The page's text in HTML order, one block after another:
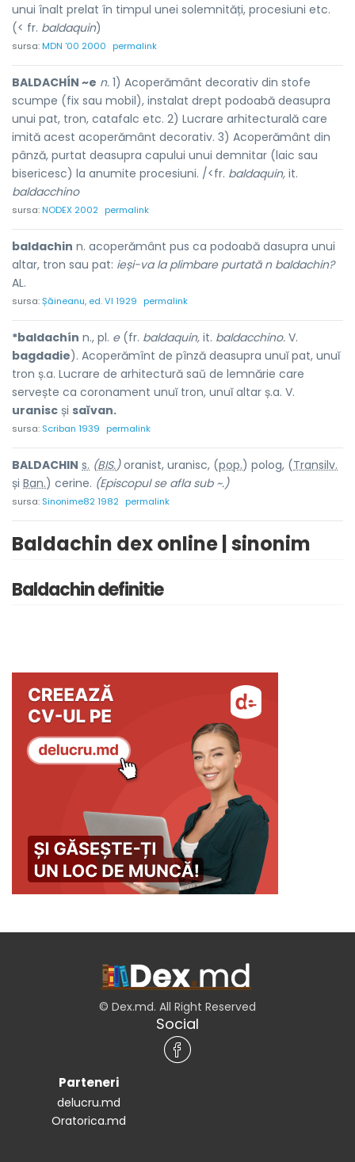
unui înalt prelat în timpul unei solemnități, procesiuni etc.
(< fr. baldaquin)
sursa:MDN '00 2000 permalink
BALDACHÍN ~e n. 1) Acoperământ decorativ din stofe
scumpe (fix sau mobil), instalat drept podoabă deasupra
unui pat, tron, catafalc etc. 2) Lucrare arhitecturală care
imită acest acoperământ decorativ. 3) Acoperământ din
pânză, purtat deasupra capului unui demnitar (laic sau
bisericesc) la anumite procesiuni. /<fr. baldaquin, it.
baldacchino
sursa:NODEX 2002 permalink
baldachin n. acoperământ pus ca podoabă dasupra unui
altar, tron sau pat: ieși-va la plimbare purtată nbaldachin?
AL.
sursa:Șăineanu, ed. VI 1929 permalink
*baldachín n., pl. e(fr. baldaquin, it. baldacchino. V.
bagdadie). Acoperămînt de pînză deasupra unuĭ pat, unuĭ
tron ș.a. Lucrare de arhitectură saŭ de lemnărie care
servește ca coronament unuĭ tron, unuĭ altar ș.a. V.
uranisc și saĭvan.
sursa: Scriban 1939 permalink
BALDACHIN s. (BIS.)oranist, uranisc, (pop.) polog, (Transilv.
și Ban.) cerine. (Episcopul se afla sub ~.)
sursa: Sinonime82 1982 permalink
Baldachin dex online | sinonim
Baldachin definitie
© Dex.md. All Right Reserved
Social
Parteneri
delucru.md
Oratorica.md